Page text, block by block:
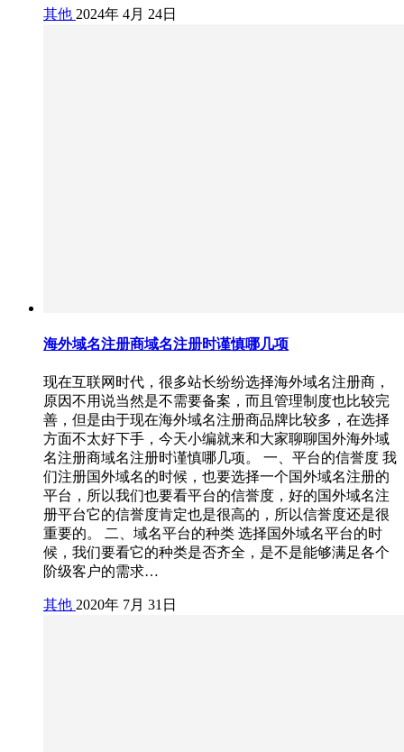
其他 2024年 4月 24日
海外域名注册商域名注册时谨慎哪几项
现在互联网时代，很多站长纷纷选择海外域名注册商，
原因不用说当然是不需要备案，而且管理制度也比较完
善，但是由于现在海外域名注册商品牌比较多，在选择
方面不太好下手，今天小编就来和大家聊聊国外海外域
名注册商域名注册时谨慎哪几项。 一、平台的信誉度 我
们注册国外域名的时候，也要选择一个国外域名注册的
平台，所以我们也要看平台的信誉度，好的国外域名注
册平台它的信誉度肯定也是很高的，所以信誉度还是很
重要的。 二、域名平台的种类 选择国外域名平台的时
候，我们要看它的种类是否齐全，是不是能够满足各个
阶级客户的需求…
其他 2020年 7月 31日